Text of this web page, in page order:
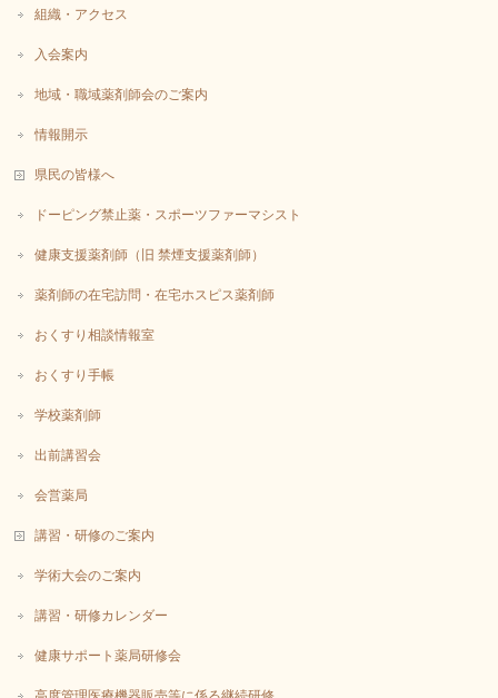
組織・アクセス
入会案内
地域・職域薬剤師会のご案内
情報開示
県民の皆様へ
ドーピング禁止薬・スポーツファーマシスト
健康支援薬剤師（旧 禁煙支援薬剤師）
薬剤師の在宅訪問・在宅ホスピス薬剤師
おくすり相談情報室
おくすり手帳
学校薬剤師
出前講習会
会営薬局
講習・研修のご案内
学術大会のご案内
講習・研修カレンダー
健康サポート薬局研修会